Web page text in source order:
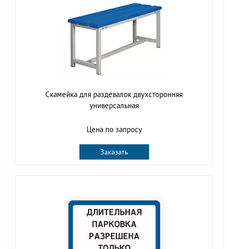
Скамейка для раздевалок двухсторонняя
универсальная
Цена по запросу
Заказать